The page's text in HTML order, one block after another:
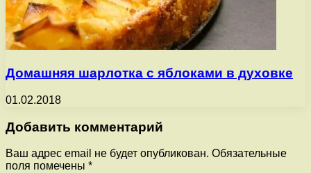
Домашняя шарлотка с яблоками в духовке
01.02.2018
Добавить комментарий
Ваш адрес email не будет опубликован. Обязательные
поля помечены *